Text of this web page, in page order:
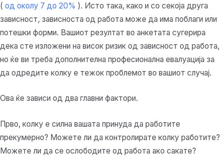
( од околу 7 до 20% ). Исто така, како и со секоја друга
зависност, зависноста од работа може да има поблаги или
потешки форми. Вашиот резултат во анкетата сугерира
дека сте изложени на висок ризик од зависност од работа,
но ќе ви треба дополнителна професионална евалуација за
да одредите колку е тежок проблемот во вашиот случај.
Ова ќе зависи од два главни фактори.
Прво, колку е силна вашата принуда да работите
прекумерно? Можете ли да контролирате колку работите?
Можете ли да се ослободите од работа ако сакате?